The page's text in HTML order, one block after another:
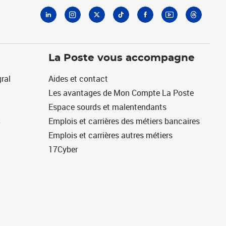
La Poste vous accompagne
Aides et contact
Les avantages de Mon Compte La Poste
Espace sourds et malentendants
Emplois et carrières des métiers bancaires
Emplois et carrières autres métiers
17Cyber